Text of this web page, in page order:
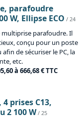
parafoudre
W, Ellipse ECO / 24
parafoudre. Il
conçu pour un poste
de sécuriser le PC, la
etc.
à 666,68 € TTC
prises C13,
2 100 W / 25